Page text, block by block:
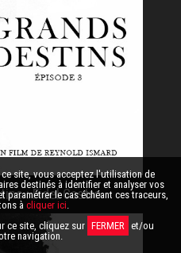
site, vous acceptez l'utilisation de
destinés à identifier et analyser vos
paramétrer le cas échéant ces traceurs,
à cliquer ici.
ce site, cliquez sur FERMER et/ou
navigation.
: Fidel Castro